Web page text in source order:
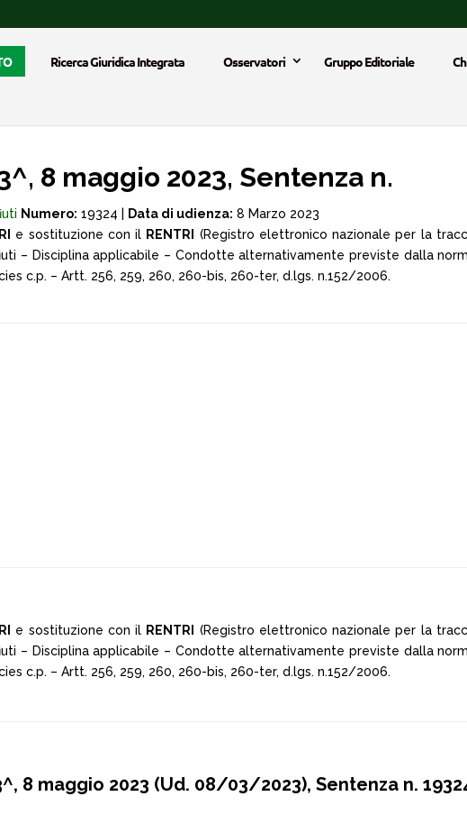
Ricerca Giuridica Integrata Osservatori Gruppo Editoriale
8 maggio 2023, Sentenza n.
Numero: 19324 | Data di udienza: 8 Marzo 2023
e sostituzione con il RENTRI
(Registro elettronico nazionale per la
– Disciplina applicabile – Condotte alternativamente previste dalla
c.p. – Artt. 256, 259, 260, 260-bis, 260-ter, d.lgs. n.152/2006.
e sostituzione con il RENTRI
(Registro elettronico nazionale per la
– Disciplina applicabile – Condotte alternativamente previste dalla
c.p. – Artt. 256, 259, 260, 260-bis, 260-ter, d.lgs. n.152/2006.
3^, 8 maggio 2023 (Ud. 08/03/2023), Sentenza n.